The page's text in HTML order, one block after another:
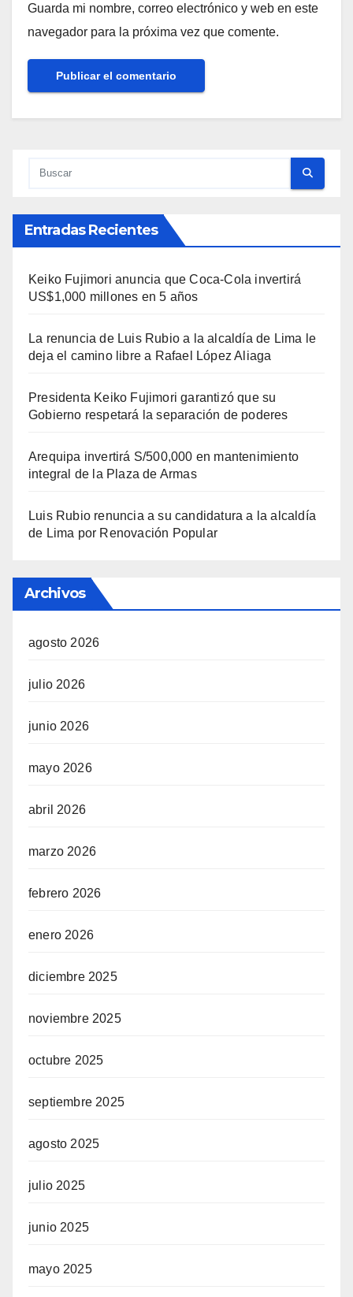
Guarda mi nombre, correo electrónico y web en este
navegador para la próxima vez que comente.
Entradas Recientes
Keiko Fujimori anuncia que Coca-Cola invertirá
US$1,000 millones en 5 años
La renuncia de Luis Rubio a la alcaldía de Lima le
deja el camino libre a Rafael López Aliaga
Presidenta Keiko Fujimori garantizó que su
Gobierno respetará la separación de poderes
Arequipa invertirá S/500,000 en mantenimiento
integral de la Plaza de Armas
Luis Rubio renuncia a su candidatura a la alcaldía
de Lima por Renovación Popular
Archivos
agosto 2026
julio 2026
junio 2026
mayo 2026
abril 2026
marzo 2026
febrero 2026
enero 2026
diciembre 2025
noviembre 2025
octubre 2025
septiembre 2025
agosto 2025
julio 2025
junio 2025
mayo 2025